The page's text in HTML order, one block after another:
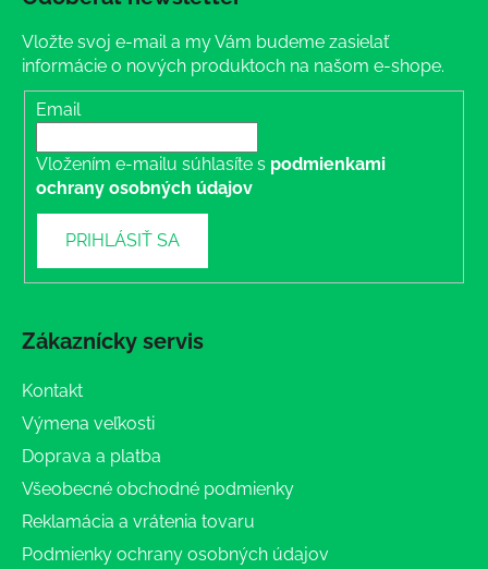
Vložte svoj e-mail a my Vám budeme zasielať
informácie o nových produktoch na našom e-shope.
Email
Vložením e-mailu súhlasíte s podmienkami
ochrany osobných údajov
PRIHLÁSIŤ SA
Zákaznícky servis
Kontakt
Výmena veľkosti
Doprava a platba
Všeobecné obchodné podmienky
Reklamácia a vrátenia tovaru
Podmienky ochrany osobných údajov